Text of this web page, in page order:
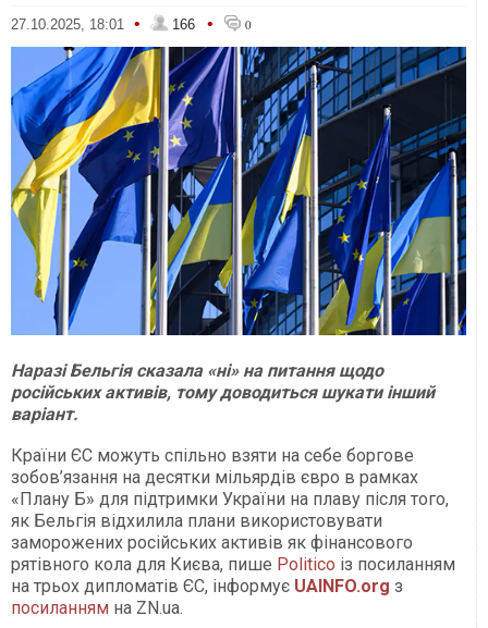
27.10.2025, 18:01 • 166 • 0
Наразі Бельгія сказала «ні» на питання щодо
російських активів, тому доводиться шукати інший
варіант.
Країни ЄС можуть спільно взяти на себе боргове
зобов’язання на десятки мільярдів євро в рамках
«Плану Б» для підтримки України на плаву після того,
як Бельгія відхилила плани використовувати
заморожених російських активів як фінансового
рятівного кола для Києва, пише Politico із посиланням
на трьох дипломатів ЄС, інформує UAINFO.org з
посиланням на ZN.ua.